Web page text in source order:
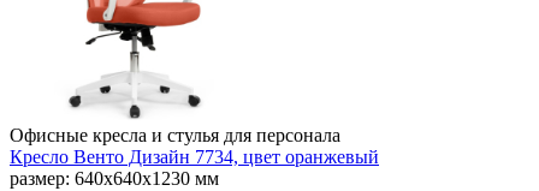
Офисные кресла и стулья для персонала
Кресло Венто Дизайн 7734, цвет оранжевый
размер: 640х640х1230 мм